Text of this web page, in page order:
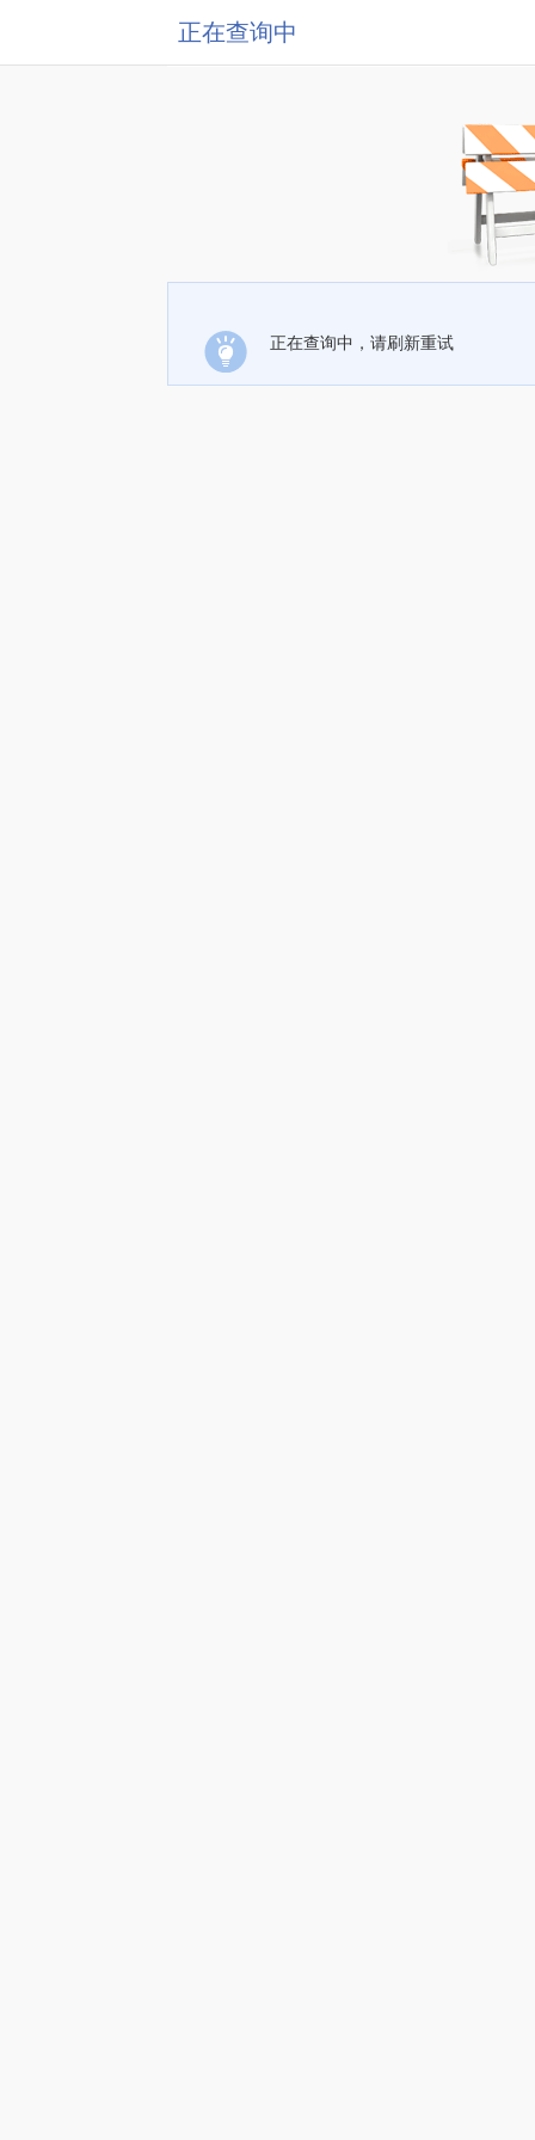
正在查询中
正在查询中，请刷新重试